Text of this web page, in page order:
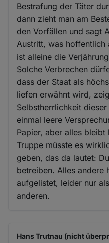
Bestrafung der Täter
dann zieht man am
den Vorfällen und sagt
Austritt, was hoffentlich
ist alleine die
Solche Verbrechen
dass der Staat als
liefen erwähnt wird,
Selbstherrlichkeit
einmal leere
Papier, aber alles bleibt
Truppe müsste es
geben, das da lautet:
betreiben. Alles andere
aufgelistet, leider nur
anderen.
Hans Trutnau (nicht